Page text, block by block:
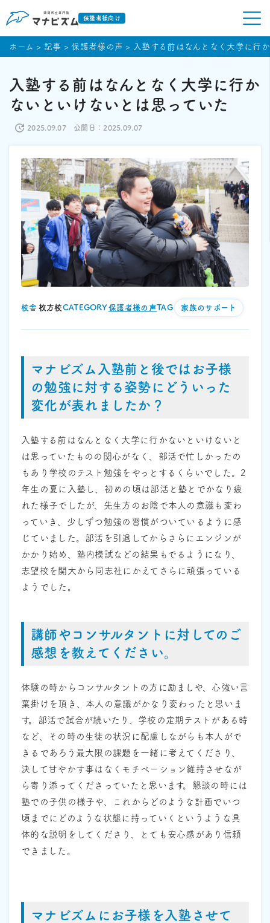
保護者様向け
ホーム > 記事 >保護者様の声 > 入塾する前はなんとなく大学に行
入塾する前はなんとなく大学に行か
ないといけないとは思っていた
2025.09.07 公開日：2025.09.07
校舎 :枚方校CATEGORY :保護者様の声TAG : 家族のサポート
マナビズム入塾前と後ではお子様
の勉強に対する姿勢にどういった
変化が表れましたか？
入塾する前はなんとなく大学に行かないといけないと
は思っていたものの関心がなく、部活で忙しかったの
もあり学校のテスト勉強をやっとするくらいでした。2
年生の夏に入塾し、初めの頃は部活と塾とでかなり疲
れた様子でしたが、先生方のお陰で本人の意識も変わ
っていき、少しずつ勉強の習慣がついているように感
じていました。部活を引退してからさらにエンジンが
かかり始め、塾内模試などの結果もでるようになり、
志望校を関大から同志社にかえてさらに頑張っている
ようでした。
講師やコンサルタントに対してのご
感想を教えてください。
体験の時からコンサルタントの方に励ましや、心強い言
葉掛けを頂き、本人の意識がかなり変わったと思いま
す。部活で試合が続いたり、学校の定期テストがある時
など、その時の生徒の状況に配慮しながらも本人がで
きるであろう最大限の課題を一緒に考えてくださり、
決して甘やかす事はなくモチベーション維持させなが
ら寄り添ってくださっていたと思います。懇談の時には
塾での子供の様子や、これからどのような計画でいつ
頃までにどのような状態に持っていくというような具
体的な説明をしてくださり、とても安心感があり信頼
できました。
マナビズムにお子様を入塾させて